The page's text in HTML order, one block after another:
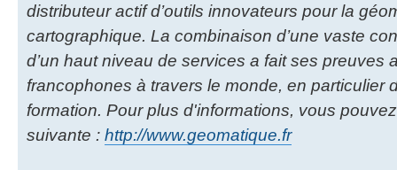
distributeur actif d’outils innovateurs pour la
cartographique. La combinaison d’une vaste
d’un haut niveau de services a fait ses preuves
francophones à travers le monde, en particulier
formation. Pour plus d'informations, vous
suivante : http://www.geomatique.fr